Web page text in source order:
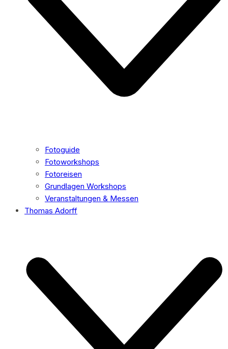
Fotoguide
Fotoworkshops
Fotoreisen
Grundlagen Workshops
Veranstaltungen & Messen
Thomas Adorff